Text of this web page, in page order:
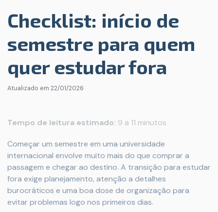
Checklist: início de
semestre para quem
quer estudar fora
Atualizado em 22/01/2026
Tempo de leitura estimado: 9 a 11 minutos
Começar um semestre em uma universidade
internacional envolve muito mais do que comprar a
passagem e chegar ao destino. A transição para estudar
fora exige planejamento, atenção a detalhes
burocráticos e uma boa dose de organização para
evitar problemas logo nos primeiros dias.